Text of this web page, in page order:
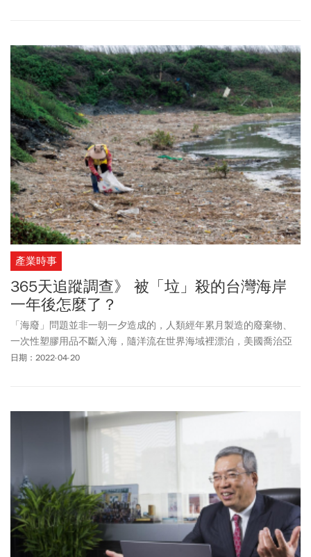
產業時事
365天追蹤調查》 被「垃」殺的台灣海岸
一年後怎麼了？
「海廢」問題並非一朝一夕造成的，人類經年累月製造的廢棄物、
一次性塑膠用品不斷入海，隨洋流在世界海域裡漂泊，美國喬治亞
大學工程學院的研究揭露公布，每年有800萬噸塑膠流入海中。去年
日期：2022-04-20